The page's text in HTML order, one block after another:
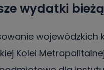
Można to
wydatki
wojewódzkich
Kolei Metropolitalnej